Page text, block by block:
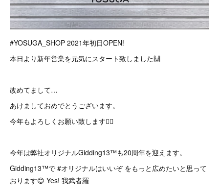
#YOSUGA_SHOP 2021年初日OPEN!
本日より新年営業を元気にスタート致しました🙌
改めてまして…
あけましておめでとうございます。
今年もよろしくお願い致します🙇‍♂️
今年は弊社オリジナルGidding13™も20周年を迎えます。
Gidding13™で #オリジナルはいいぞ をもっと広めたいと思って
おります😊 Yes! 我武者羅